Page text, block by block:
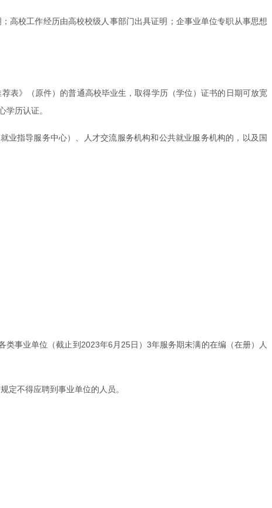
高校工作经历由高校校级人事部门出具证明；企事业单位专职从事思想
表》（原件）的普通高校毕业生，取得学历（学位）证书的日期可放宽
历认证。
业指导服务中心）、人才交流服务机构和公共就业服务机构的，以及国
事业单位（截止到2023年6月25日）3年服务期未满的在编（在册）人
定不得应聘到事业单位的人员。